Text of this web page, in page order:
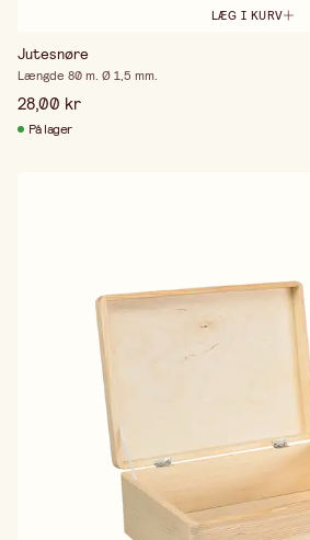
LÆG I KURV
Jutesnøre
Længde 80 m. Ø 1,5 mm.
28,00 kr
På lager